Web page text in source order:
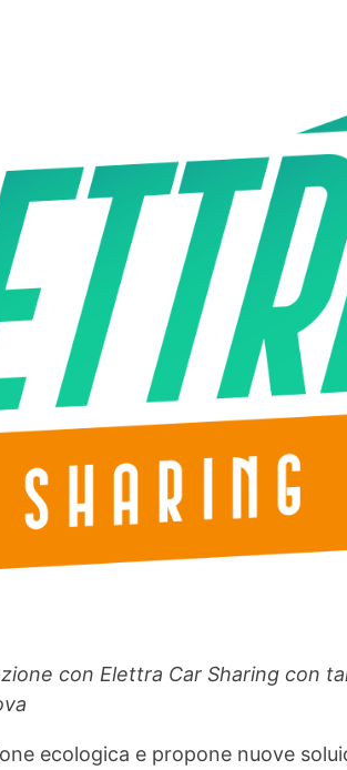
con Elettra Car Sharing con
ecologica e propone nuove